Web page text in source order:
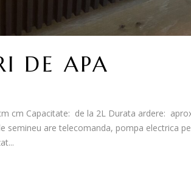
DE APA
cm Capacitate: de la 2L Durata ardere:
semineu are telecomanda, pompa electrica